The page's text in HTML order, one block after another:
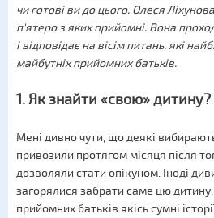
чи готові ви до цього. Олеся
п'ятеро з яких прийомні. Вона
і відповідає на вісім питань, які
майбутніх прийомних батьків.
1. Як знайти «свою» дитину?
Мені дивно чути, що деякі
привозили протягом місяця після
дозволяли стати опікуном. Іноді
загорялися забрати саме цю
прийомних батьків якісь сумні